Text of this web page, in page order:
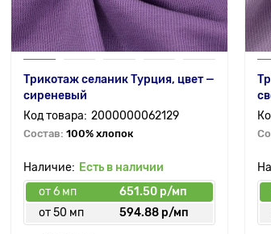
Трикотаж селаник Турция, цвет —
сиреневый
2000000062129
Состав: 100% хлопок
Есть в наличии
от 6 мп
651.50 р/мп
от 50 мп
594.88 р/мп